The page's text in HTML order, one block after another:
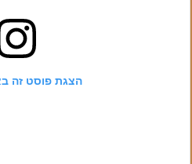
הצגת פוסט זה